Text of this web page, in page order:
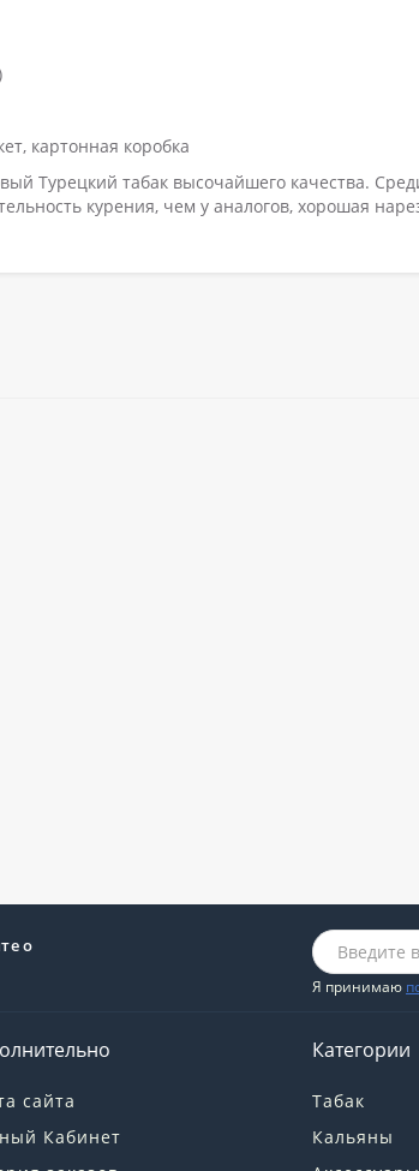
картонная коробка
Турецкий табак высочайшего качества.
курения, чем у аналогов, хорошая
о
Я принимаю
сайта
Кабинет
Категории
Табак
Кальяны